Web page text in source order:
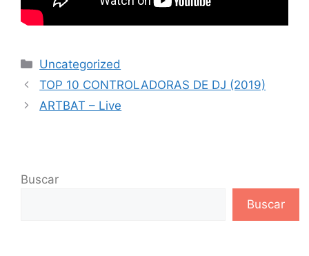
Uncategorized
TOP 10 CONTROLADORAS DE DJ (2019)
ARTBAT – Live
Buscar
Buscar